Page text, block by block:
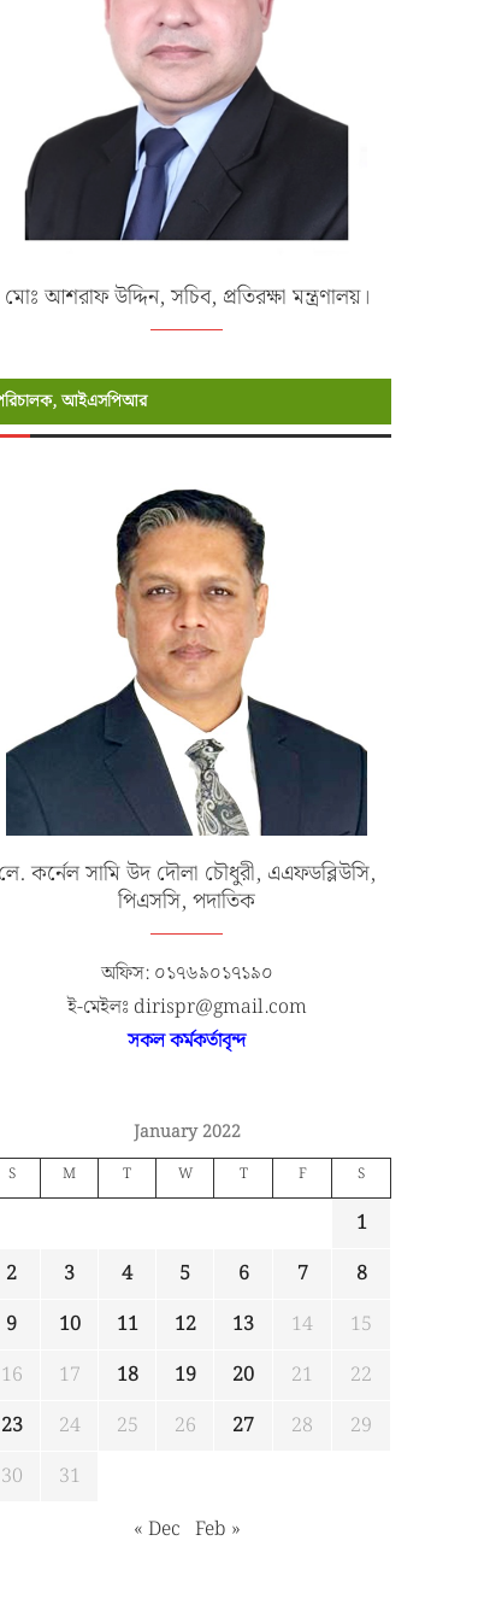
মোঃ আশরাফ উদ্দিন, সচিব, প্রতিরক্ষা মন্ত্রণালয়।
আইএসপিআর
লে. কর্নেল সামি উদ দৌলা চৌধুরী, এএফডব্লিউসি,
পিএসসি, পদাতিক
অফিস: ০১৭৬৯০১৭১৯০
ই-মেইলঃ dirispr@gmail.com
সকল কর্মকর্তাবৃন্দ
January 2022
S M T W T F S
1
2
3 4 5 6 7
8
9
10 11 12 13 14
15
16
17 18 19 20 21
22
23
24 25 26 27 28
29
30
31
« Dec Feb »